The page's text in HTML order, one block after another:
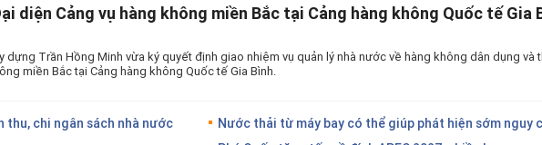
diện Cảng vụ hàng không miền Bắc tại Cảng hàng không Quốc tế Gia
dựng Trần Hồng Minh vừa ký quyết định giao nhiệm vụ quản lý nhà nước về hàng không dân dụng và
miền Bắc tại Cảng hàng không Quốc tế Gia Bình.
chi ngân sách nhà nước
Nước thải từ máy bay có thể giúp phát hiện sớm nguy